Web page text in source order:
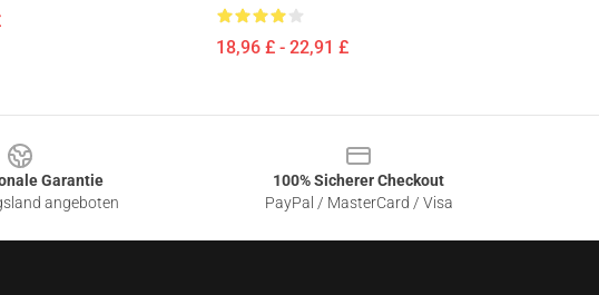
18,96 £ - 22,91 £
Garantie
angeboten
100% Sicherer Checkout
PayPal / MasterCard / Visa